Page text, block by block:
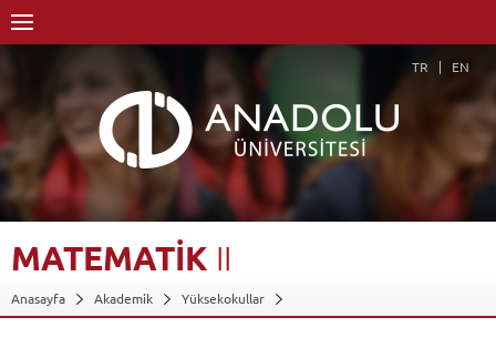
TR EN
MATEMATİK II
Anasayfa Akademik
Yüksekokullar